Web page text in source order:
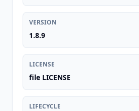
VERSION
1.8.9
LICENSE
file LICENSE
LIFECYCLE